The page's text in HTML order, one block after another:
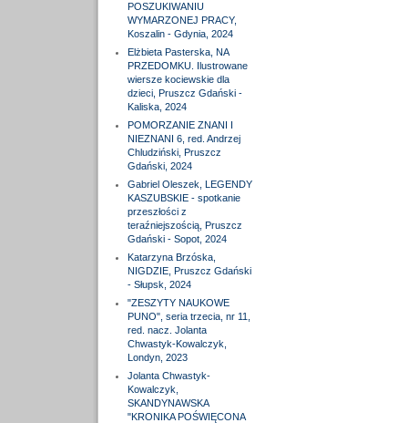
POSZUKIWANIU
WYMARZONEJ PRACY,
Koszalin - Gdynia, 2024
Elżbieta Pasterska, NA
PRZEDOMKU. Ilustrowane
wiersze kociewskie dla
dzieci, Pruszcz Gdański -
Kaliska, 2024
POMORZANIE ZNANI I
NIEZNANI 6, red. Andrzej
Chludziński, Pruszcz
Gdański, 2024
Gabriel Oleszek, LEGENDY
KASZUBSKIE - spotkanie
przeszłości z
teraźniejszością, Pruszcz
Gdański - Sopot, 2024
Katarzyna Brzóska,
NIGDZIE, Pruszcz Gdański
- Słupsk, 2024
"ZESZYTY NAUKOWE
PUNO", seria trzecia, nr 11,
red. nacz. Jolanta
Chwastyk-Kowalczyk,
Londyn, 2023
Jolanta Chwastyk-
Kowalczyk,
SKANDYNAWSKA
"KRONIKA POŚWIĘCONA